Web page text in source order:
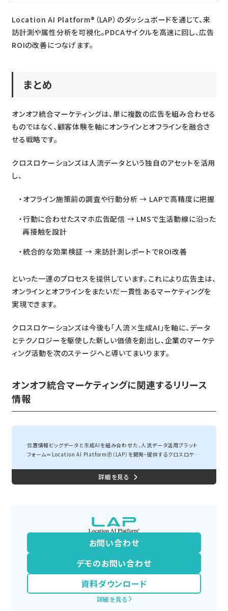
Location AI Platform®（LAP）のダッシュボードを通じて、来
訪計測や属性分析を可視化。PDCAサイクルを高速に回し、広告
ROIの改善につなげます。
まとめ
オンオフ統合マーケティングは、単に複数の広告を組み合わせる
ものではなく、顧客体験を軸にオンラインとオフラインを融合さ
せる戦略です。
クロスロケーションズは人流データという独自のアセットを活用
し、
オフライン施策前の調査や行動分析 → LAPで高精度に把握
行動に合わせたスマホ広告配信 → LMSで生活動線に沿った
再接触を設計
統合的な効果検証 → 来訪計測レポートでROI改善
といった一連のプロセスを提供しています。これにより広告主は、
オンラインとオフラインをまたいだ一貫性あるマーケティングを
実現できます。
クロスロケーションズは今後も「人流×生成AI」を軸に、データ
とテクノロジーを駆使した新しい価値を創出し、企業のマーケテ
ィング活動を次のステージへと導いてまいります。
オンオフ統合マーケティングに関連するリリース
情報
位置情報ビッグデータと生成AIを組み合わせた、人流データ活用プラット
フォーム＝Location AI Platform🄬（LAP）を開発・提供するクロスロケー
ケーションズ」）は、ラクスル株式会社（本社：東京都港区、代表取締役社長
グループCEO：永見 世央、以下「ラクスル」）が運営する全国30万超のサイ
お問い合わせ
デモのお問い合わせ
資料ダウンロード
詳細を見る